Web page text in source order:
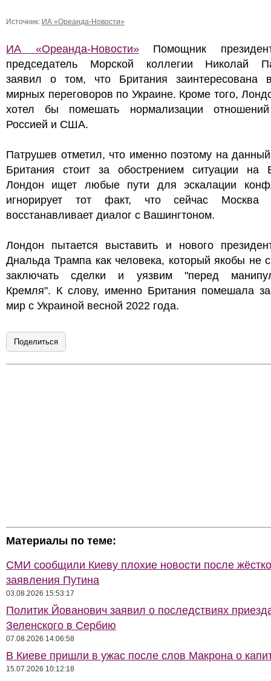
Источник: ИА «Ореанда-Новости»
ИА «Ореанда-Новости»Помощник
председатель Морской коллегии Николай
заявил о том, что Британия заинтересована
мирных переговоров по Украине. Кроме того,
хотел бы помешать нормализации
Россией и США.
Патрушев отметил, что именно поэтому на
Британия стоит за обострением ситуации на
Лондон ищет любые пути для эскалации
игнорирует тот факт, что сейчас Москва
восстанавливает диалог с Вашингтоном.
Лондон пытается выставить и нового
Днальда Трампа как человека, который якобы не
заключать сделки и уязвим "перед
Кремля". К слову, именно Британия помешала
мир с Украиной весной 2022 года.
Поделиться
Материалы по теме:
СМИ сообщили Киеву плохие новости после
заявления Путина
03.08.2026 15:53:17
Политик Йованович заявил о последствиях
Зеленского в Сербию
07.08.2026 14:06:58
В Киеве пришли в ужас после слов Макрона о
15.07.2026 10:12:18